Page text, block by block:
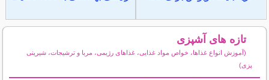
تازه های آشپزی
(آموزش انواع غذاها، خواص مواد غذایی، غذاهای رژیمی، مربا و ترشیجات، شیرینی
پزی)